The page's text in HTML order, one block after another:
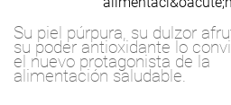
Su piel púrpura, su dulzor
su poder antioxidante lo
el nuevo protagonista de la
alimentación saludable.